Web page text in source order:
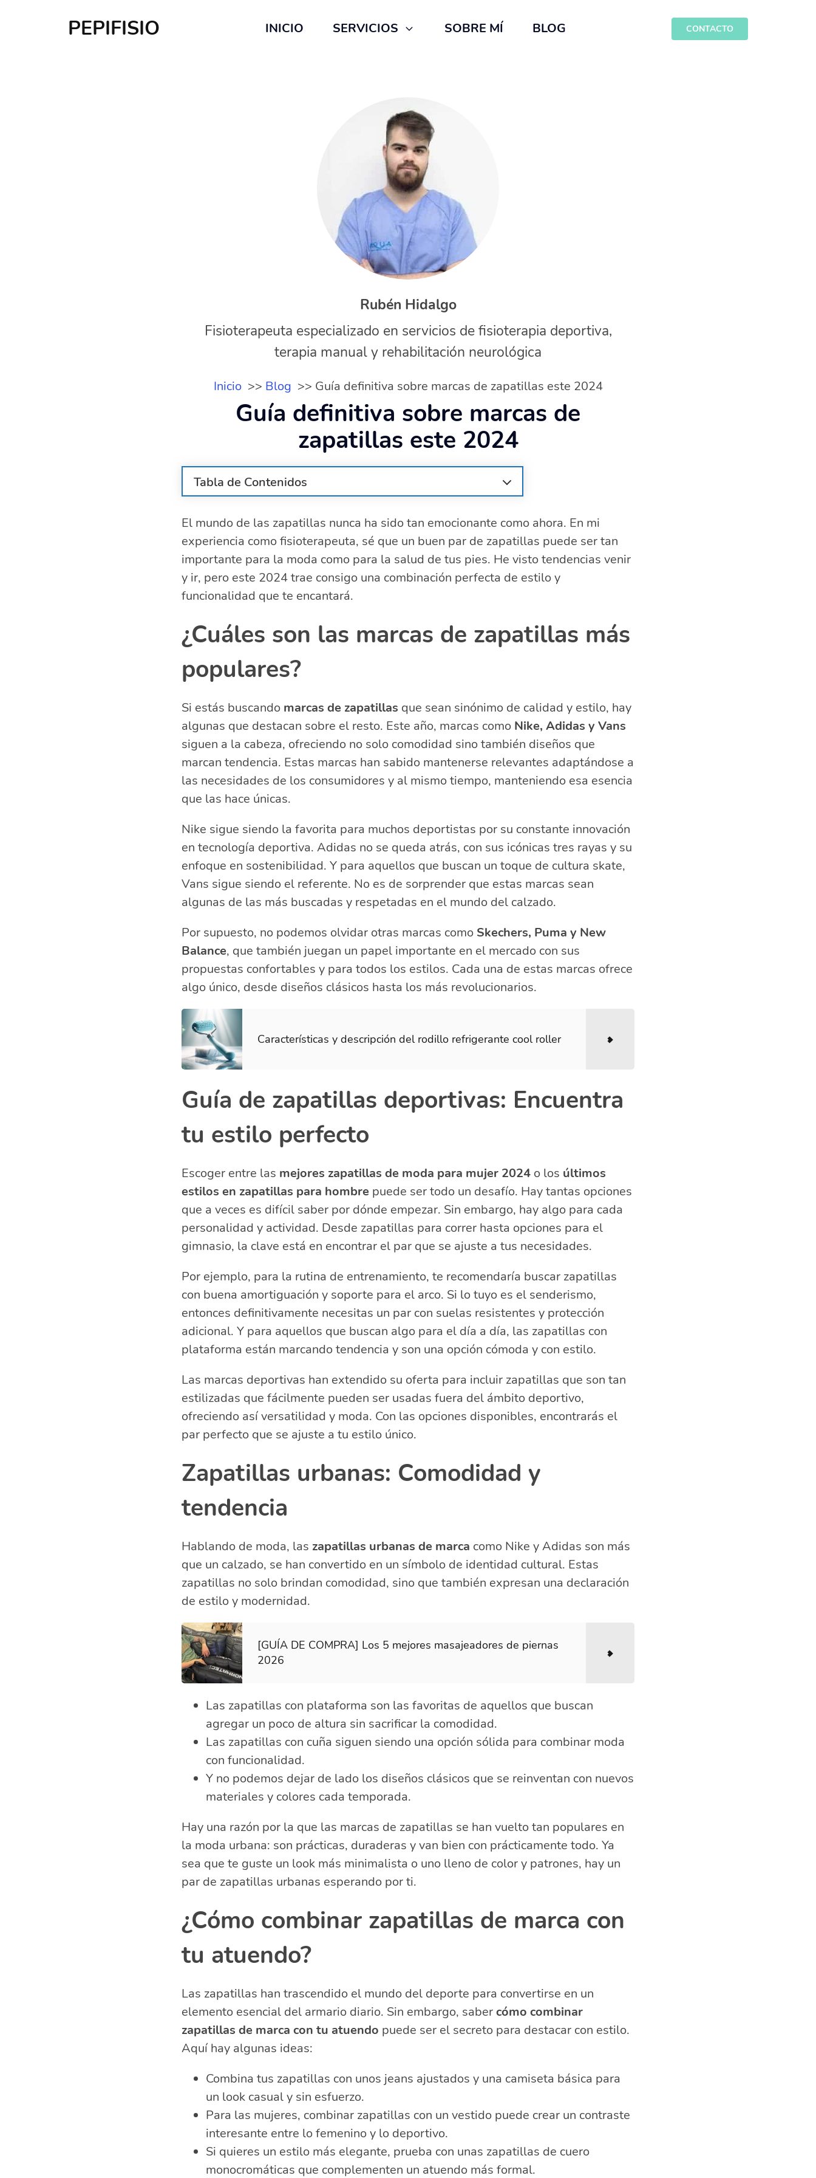
PEPIFISIO INICIO SERVICIOS SOBRE MÍ BLOG CONTACTO
Rubén Hidalgo
Fisioterapeuta especializado en servicios de fisioterapia deportiva,
terapia manual y rehabilitación neurológica
Inicio Blog Guía definitiva sobre marcas de zapatillas este 2024
Guía definitiva sobre marcas de
zapatillas este 2024
Tabla de Contenidos
Guía de zapatillas deportivas: Encuentra tu estilo perfecto
Zapatillas urbanas: Comodidad y tendencia
¿Cómo combinar zapatillas de marca con tu atuendo?
Descuentos en zapatillas: Aprovecha las mejores ofertas
Preguntas frecuentes sobre marcas y tendencias de zapatillas
¿Qué marcas de zapatillas existen?
El mundo de las zapatillas nunca ha sido tan emocionante como ahora. En mi
experiencia como fisioterapeuta, sé que un buen par de zapatillas puede ser tan
importante para la moda como para la salud de tus pies. He visto tendencias venir
y ir, pero este 2024 trae consigo una combinación perfecta de estilo y
funcionalidad que te encantará.
¿Cuáles son las marcas de zapatillas más
populares?
Si estás buscando marcas de zapatillas que sean sinónimo de calidad y estilo, hay
algunas que destacan sobre el resto. Este año, marcas como Nike, Adidas y Vans
siguen a la cabeza, ofreciendo no solo comodidad sino también diseños que
marcan tendencia. Estas marcas han sabido mantenerse relevantes adaptándose a
las necesidades de los consumidores y al mismo tiempo, manteniendo esa esencia
que las hace únicas.
Nike sigue siendo la favorita para muchos deportistas por su constante innovación
en tecnología deportiva. Adidas no se queda atrás, con sus icónicas tres rayas y su
enfoque en sostenibilidad. Y para aquellos que buscan un toque de cultura skate,
Vans sigue siendo el referente. No es de sorprender que estas marcas sean
algunas de las más buscadas y respetadas en el mundo del calzado.
Por supuesto, no podemos olvidar otras marcas como Skechers, Puma y New
Balance, que también juegan un papel importante en el mercado con sus
propuestas confortables y para todos los estilos. Cada una de estas marcas ofrece
algo único, desde diseños clásicos hasta los más revolucionarios.
Características y descripción del rodillo refrigerante cool roller
Guía de zapatillas deportivas: Encuentra
tu estilo perfecto
Escoger entre las mejores zapatillas de moda para mujer 2024o los últimos
estilos en zapatillas para hombre puede ser todo un desafío. Hay tantas opciones
que a veces es difícil saber por dónde empezar. Sin embargo, hay algo para cada
personalidad y actividad. Desde zapatillas para correr hasta opciones para el
gimnasio, la clave está en encontrar el par que se ajuste a tus necesidades.
Por ejemplo, para la rutina de entrenamiento, te recomendaría buscar zapatillas
con buena amortiguación y soporte para el arco. Si lo tuyo es el senderismo,
entonces definitivamente necesitas un par con suelas resistentes y protección
adicional. Y para aquellos que buscan algo para el día a día, las zapatillas con
plataforma están marcando tendencia y son una opción cómoda y con estilo.
Las marcas deportivas han extendido su oferta para incluir zapatillas que son tan
estilizadas que fácilmente pueden ser usadas fuera del ámbito deportivo,
ofreciendo así versatilidad y moda. Con las opciones disponibles, encontrarás el
par perfecto que se ajuste a tu estilo único.
Zapatillas urbanas: Comodidad y
tendencia
Hablando de moda, las zapatillas urbanas de marca como Nike y Adidas son más
que un calzado, se han convertido en un símbolo de identidad cultural. Estas
zapatillas no solo brindan comodidad, sino que también expresan una declaración
de estilo y modernidad.
[GUÍA DE COMPRA] Los 5 mejores masajeadores de piernas
2026
Las zapatillas con plataforma son las favoritas de aquellos que buscan
agregar un poco de altura sin sacrificar la comodidad.
Las zapatillas con cuña siguen siendo una opción sólida para combinar moda
con funcionalidad.
Y no podemos dejar de lado los diseños clásicos que se reinventan con nuevos
materiales y colores cada temporada.
Hay una razón por la que las marcas de zapatillas se han vuelto tan populares en
la moda urbana: son prácticas, duraderas y van bien con prácticamente todo. Ya
sea que te guste un look más minimalista o uno lleno de color y patrones, hay un
par de zapatillas urbanas esperando por ti.
¿Cómo combinar zapatillas de marca con
tu atuendo?
Las zapatillas han trascendido el mundo del deporte para convertirse en un
elemento esencial del armario diario. Sin embargo, sabercómo combinar
zapatillas de marca con tu atuendo puede ser el secreto para destacar con estilo.
Aquí hay algunas ideas:
Combina tus zapatillas con unos jeans ajustados y una camiseta básica para
un look casual y sin esfuerzo.
Para las mujeres, combinar zapatillas con un vestido puede crear un contraste
interesante entre lo femenino y lo deportivo.
Si quieres un estilo más elegante, prueba con unas zapatillas de cuero
monocromáticas que complementen un atuendo más formal.